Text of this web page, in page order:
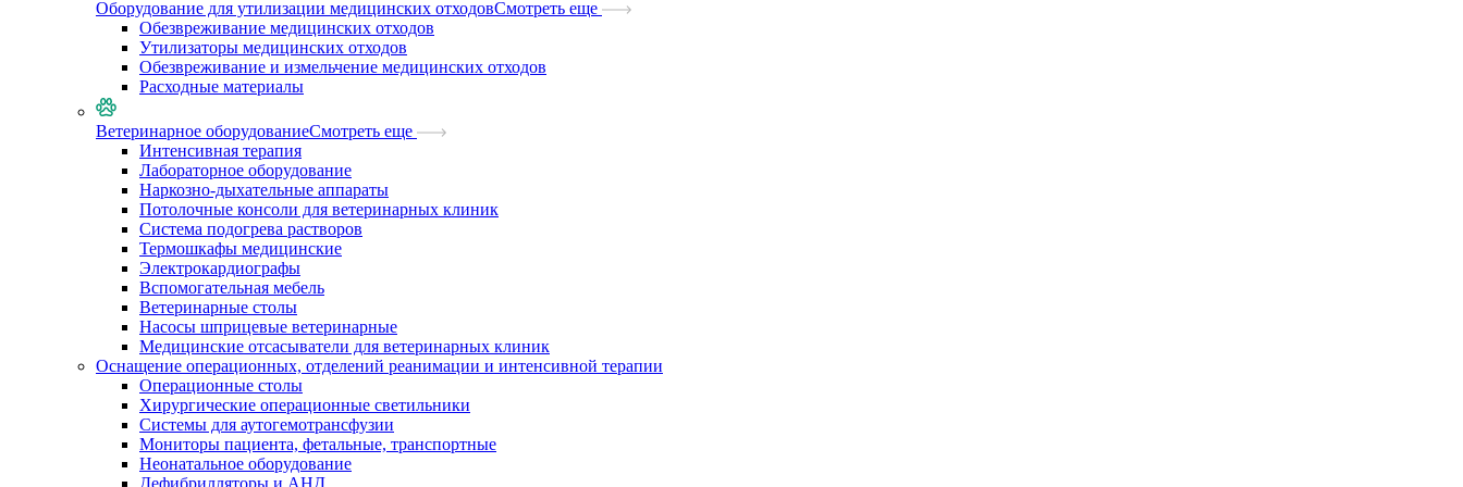
Оборудование для утилизации медицинских отходовСмотреть еще
Обезвреживание медицинских отходов
Утилизаторы медицинских отходов
Обезвреживание и измельчение медицинских отходов
Расходные материалы
Ветеринарное оборудованиеСмотреть еще
Интенсивная терапия
Лабораторное оборудование
Наркозно-дыхательные аппараты
Потолочные консоли для ветеринарных клиник
Система подогрева растворов
Термошкафы медицинские
Электрокардиографы
Вспомогательная мебель
Ветеринарные столы
Насосы шприцевые ветеринарные
Медицинские отсасыватели для ветеринарных клиник
Оснащение операционных, отделений реанимации и интенсивной терапии
Операционные столы
Хирургические операционные светильники
Системы для аутогемотрансфузии
Мониторы пациента, фетальные, транспортные
Неонатальное оборудование
Дефибрилляторы и АНД